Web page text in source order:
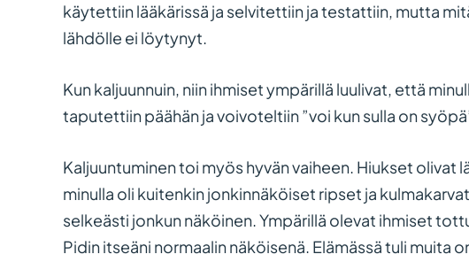
käytettiin lääkärissä ja selvitettiin ja testattiin, mutta
lähdölle ei löytynyt.
Kun kaljuunnuin, niin ihmiset ympärillä luulivat, että
taputettiin päähän ja voivoteltiin ”voi kun sulla on
Kaljuuntuminen toi myös hyvän vaiheen. Hiukset olivat
minulla oli kuitenkin jonkinnäköiset ripset ja
selkeästi jonkun näköinen. Ympärillä olevat ihmiset
Pidin itseäni normaalin näköisenä. Elämässä tuli muita